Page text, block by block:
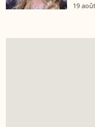
19